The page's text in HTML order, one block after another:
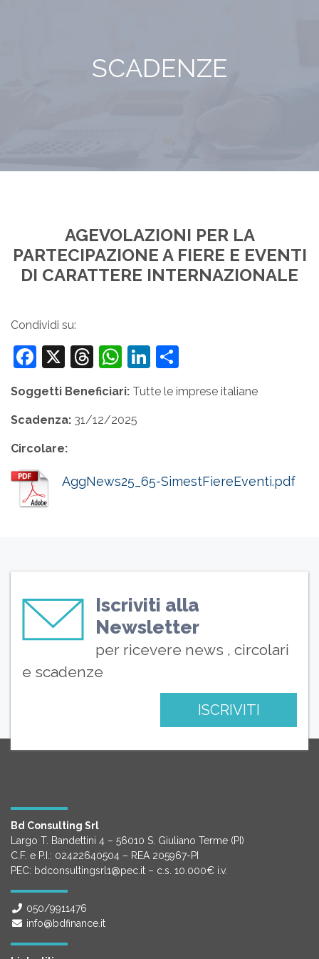
SCADENZE
AGEVOLAZIONI PER LA
PARTECIPAZIONE A FIERE E EVENTI
DI CARATTERE INTERNAZIONALE
Condividi su:
Facebook
X Threads
WhatsApp
LinkedIn
Soggetti Beneficiari: Tutte le imprese italiane
Scadenza: 31/12/2025
Circolare:
AggNews25_65-SimestFiereEventi.pdf
Iscriviti alla
Newsletter
per ricevere news , circolari
e scadenze
ISCRIVITI
Bd Consulting Srl
Largo T. Bandettini 4 – 56010 S. Giuliano Terme (PI)
C.F. e P.I.: 02422640504 – REA 205967-PI
PEC: bdconsultingsrl1@pec.it – c.s. 10.000€ i.v.
050/9911476
info@bdfinance.it